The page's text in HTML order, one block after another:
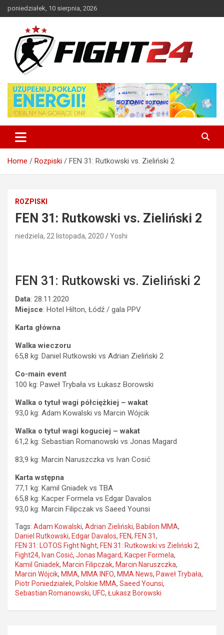
to
poniedziałek, 10 sierpnia, 2026
FIGHT24.PL – MMA i K-1, UFC
Home Rozpiski FEN 31: Rutkowski vs. Zieliński 2
ROZPISKI
FEN 31: Rutkowski vs. Zieliński 2
niedziela, 22 listopada, 2020 Yoshi
FEN 31: Rutkowski vs. Zieliński 2
Data: 28.11.2020
Miejsce: Hotel Hilton, Łódź / gala PPV
Karta główna
Walka wieczoru
65,8 kg: Daniel Rutkowski vs Adrian Zieliński 2
Co-main event
100 kg: Paweł Trybała vs Łukasz Borowski
Walka o tytuł wagi półciężkiej – wakat
93,0 kg: Adam Kowalski vs Marcin Wójcik
Walka o tytuł wagi koguciej – wakat
61,2 kg: Sebastian Romanowski vs Jonas Magard
83,9 kg: Marcin Naruszczka vs Ivan Cosić
Karta wstępna
77,1 kg: Kamil Gniadek vs TBA
65,8 kg: Kacper Formela vs Edgar Davalos
93,0 kg: Marcin Filipczak vs Saeed Younsi
Tags: Adam Kowalski, Adrian Zieliński, Babilon MMA,
Daniel Rutkowski, Edgar Davalos, FEN, FEN 31,
FEN 31: LOTOS Fight Night, FEN 31: Rutkowski vs Zieliński 2,
Fight24, Ivan Cosić, Jonas Magard, Kacper Formela,
Kamil Gniadek, Marcin Filipczak, Marcin Naruszczka,
Marcin Wójcik, MMA, MMA INFO, MMA News, Paweł Trybała,
Piotr Poniedziałek, Polskie MMA, Saeed Younsi,
Sebastian Romanowski, UFC, Łukasz Borowski